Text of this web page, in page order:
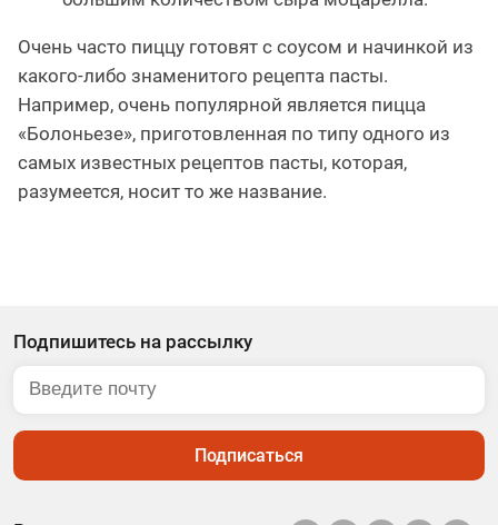
Очень часто пиццу готовят с соусом и начинкой из
какого-либо знаменитого рецепта пасты.
Например, очень популярной является пицца
«Болоньезе», приготовленная по типу одного из
самых известных рецептов пасты, которая,
разумеется, носит то же название.
Подпишитесь на рассылку
Подписаться